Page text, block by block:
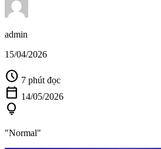
admin
15/04/2026
schedule 7 phút đọc
calendar_today 14/05/2026
lightbulb
"Normal"